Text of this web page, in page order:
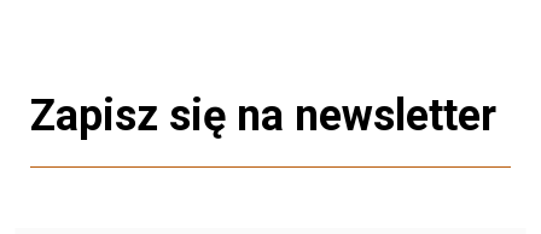
Zapisz się na newsletter